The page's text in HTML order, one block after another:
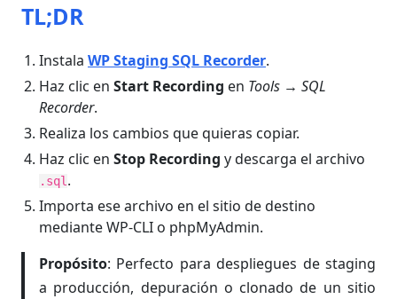
TL;DR
Instala WP Staging SQL Recorder.
Haz clic en Start Recording en Tools → SQL
Recorder.
Realiza los cambios que quieras copiar.
Haz clic en Stop Recording y descarga el archivo
.sql .
Importa ese archivo en el sitio de destino
mediante WP-CLI o phpMyAdmin.
Propósito: Perfecto para despliegues de staging
a producción, depuración o clonado de un sitio